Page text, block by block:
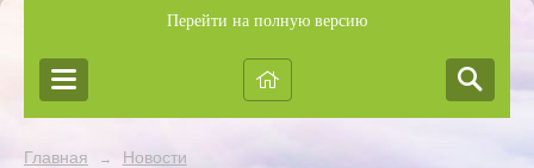
Перейти на полную версию
Главная → Новости